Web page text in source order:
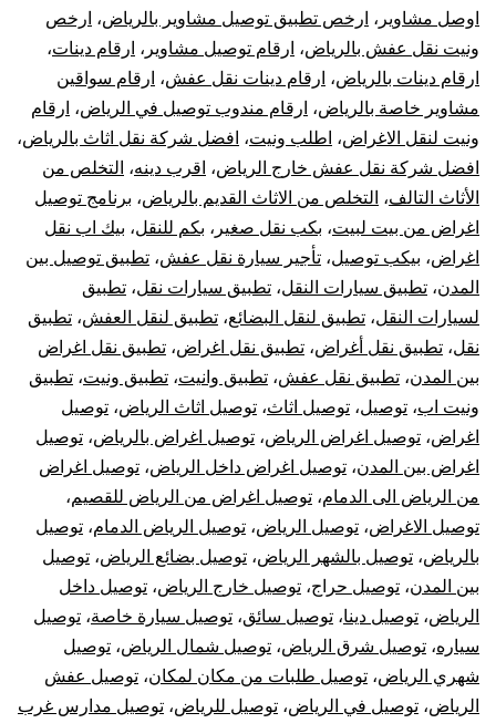
البضائع
الأغراض
داخل
و
خارج
الرياض
اوصل مشاوير ، ارخص تطبيق توصيل مشاوير بالرياض، ارخص
ونيت نقل عفش بالرياض، ارقام توصيل مشاوير ، ارقام دينات،
ارقام دينات بالرياض، ارقام دينات نقل عفش، ارقام سواقين
مشاوير خاصة بالرياض، ارقام مندوب توصيل في الرياض، ارقام
ونيت لنقل الاغراض، اطلب ونيت، افضل شركة نقل اثاث بالرياض،
افضل شركة نقل عفش خارج الرياض، اقرب دينه، التخلص من
الأثاث التالف، التخلص من الاثاث القديم بالرياض، برنامج توصيل
اغراض من بيت لبيت، بكب نقل صغير ، بكم للنقل، بيك اب نقل
اغراض، بيكب توصيل، تأجير سيارة نقل عفش، تطبيق توصيل بين
المدن، تطبيق سيارات النقل، تطبيق سيارات نقل، تطبيق
لسيارات النقل، تطبيق لنقل البضائع، تطبيق لنقل العفش، تطبيق
نقل، تطبيق نقل أغراض، تطبيق نقل اغراض، تطبيق نقل اغراض
بين المدن، تطبيق نقل عفش، تطبيق وانيت، تطبيق ونيت، تطبيق
ونيت اب، توصيل، توصيل اثاث، توصيل اثاث الرياض، توصيل
اغراض، توصيل اغراض الرياض، توصيل اغراض بالرياض، توصيل
اغراض بين المدن، توصيل اغراض داخل الرياض، توصيل اغراض
من الرياض الى الدمام، توصيل اغراض من الرياض للقصيم،
توصيل الاغراض، توصيل الرياض، توصيل الرياض الدمام، توصيل
بالرياض، توصيل بالشهر الرياض، توصيل بضائع الرياض، توصيل
بين المدن، توصيل حراج، توصيل خارج الرياض، توصيل داخل
الرياض، توصيل دينا، توصيل سائق، توصيل سيارة خاصة، توصيل
سياره، توصيل شرق الرياض، توصيل شمال الرياض، توصيل
شهري الرياض، توصيل طلبات من مكان لمكان، توصيل عفش
الرياض، توصيل في الرياض، توصيل للرياض، توصيل مدارس غرب